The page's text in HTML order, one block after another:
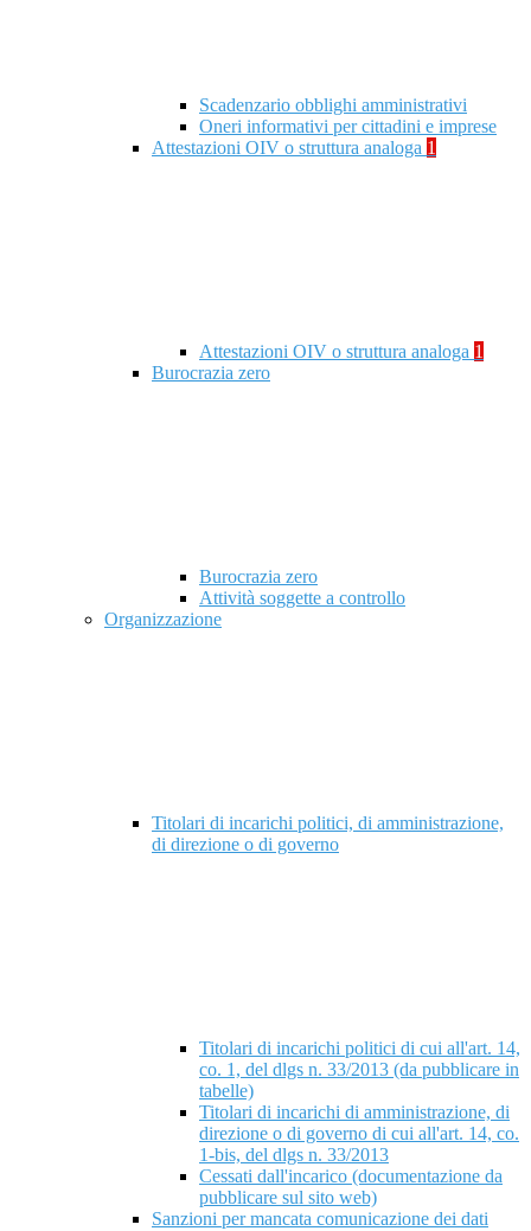
Scadenzario obblighi amministrativi
Oneri informativi per cittadini e imprese
Attestazioni OIV o struttura analoga 1
Attestazioni OIV o struttura analoga 1
Burocrazia zero
Burocrazia zero
Attività soggette a controllo
Organizzazione
Titolari di incarichi politici, di amministrazione,
di direzione o di governo
Titolari di incarichi politici di cui all'art. 14,
co. 1, del dlgs n. 33/2013 (da pubblicare in
tabelle)
Titolari di incarichi di amministrazione, di
direzione o di governo di cui all'art. 14, co.
1-bis, del dlgs n. 33/2013
Cessati dall'incarico (documentazione da
pubblicare sul sito web)
Sanzioni per mancata comunicazione dei dati